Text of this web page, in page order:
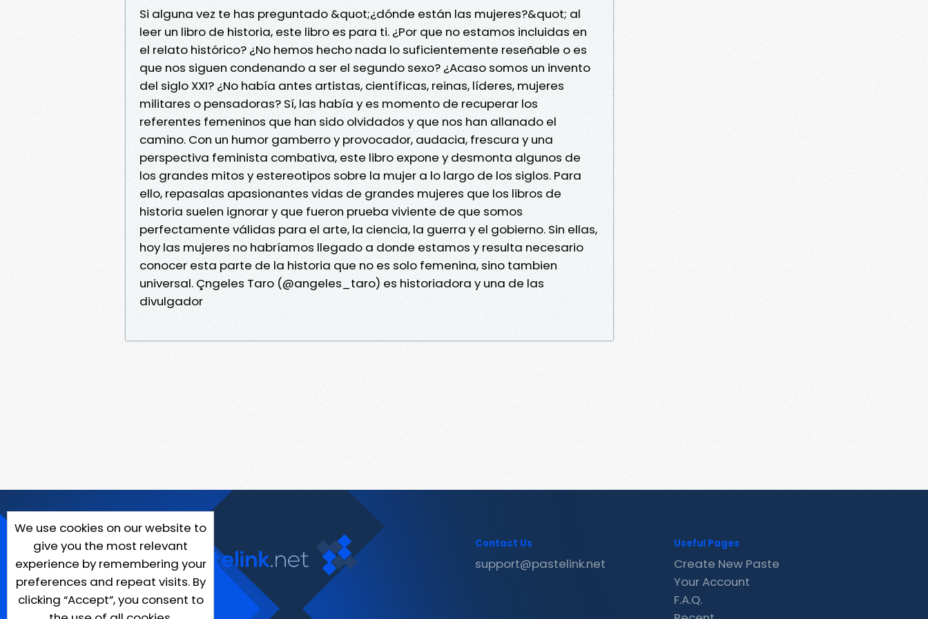
Si alguna vez te has preguntado &quot;¿dónde están las mujeres?&quot; al
leer un libro de historia, este libro es para ti. ¿Por que no estamos incluidas en
el relato histórico? ¿No hemos hecho nada lo suficientemente reseñable o es
que nos siguen condenando a ser el segundo sexo? ¿Acaso somos un invento
del siglo XXI? ¿No había antes artistas, científicas, reinas, líderes, mujeres
militares o pensadoras? Sí, las había y es momento de recuperar los
referentes femeninos que han sido olvidados y que nos han allanado el
camino. Con un humor gamberro y provocador, audacia, frescura y una
perspectiva feminista combativa, este libro expone y desmonta algunos de
los grandes mitos y estereotipos sobre la mujer a lo largo de los siglos. Para
ello, repasalas apasionantes vidas de grandes mujeres que los libros de
historia suelen ignorar y que fueron prueba viviente de que somos
perfectamente válidas para el arte, la ciencia, la guerra y el gobierno. Sin ellas,
hoy las mujeres no habríamos llegado a donde estamos y resulta necesario
conocer esta parte de la historia que no es solo femenina, sino tambien
universal. Çngeles Taro (@angeles_taro) es historiadora y una de las
divulgador
We use cookies on our website to
give you the most relevant
experience by remembering your
preferences and repeat visits. By
clicking “Accept”, you consent to
Contact Us
support@pastelink.net
Useful Pages
Create New Paste
Your Account
F.A.Q.